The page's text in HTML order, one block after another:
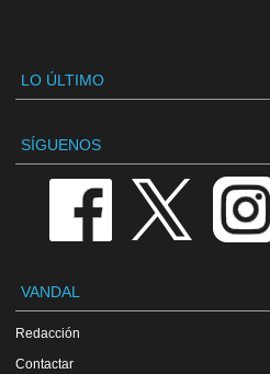
LO ÚLTIMO
SÍGUENOS
VANDAL
Redacción
Contactar